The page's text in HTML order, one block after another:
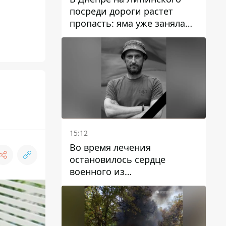
посреди дороги растет
пропасть: яма уже заняла
полосу движения
15:12
Во время лечения
остановилось сердце
военного из
Днепропетровской области
Ростислава Лупашко